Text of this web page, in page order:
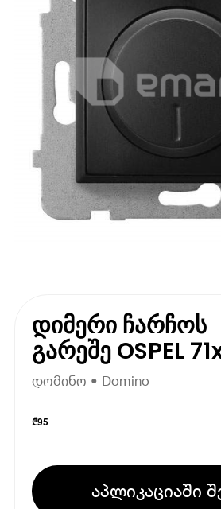
დიმერი ჩარჩოს
გარეშე OSPEL
დომინო • Domino
₾95
აპლიკაციაში